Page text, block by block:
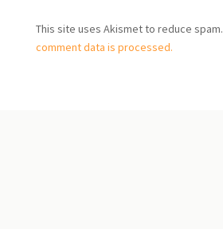
t
e
This site uses Akismet to reduce spam.
comment data is processed.